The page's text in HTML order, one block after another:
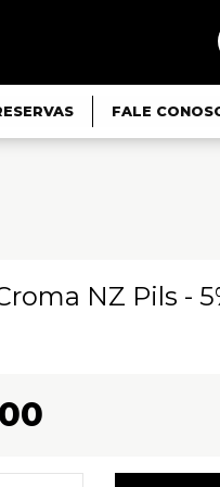
FALE
NZ Pils -